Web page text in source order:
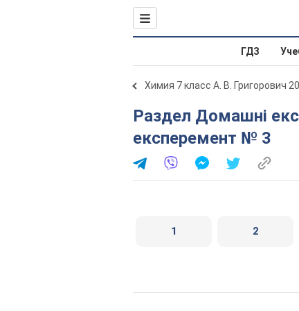
ГДЗ
Химия 7 класс А. В. Григорович
Раздел Домашні експеременти. Домашній
експеремент № 3
1 2